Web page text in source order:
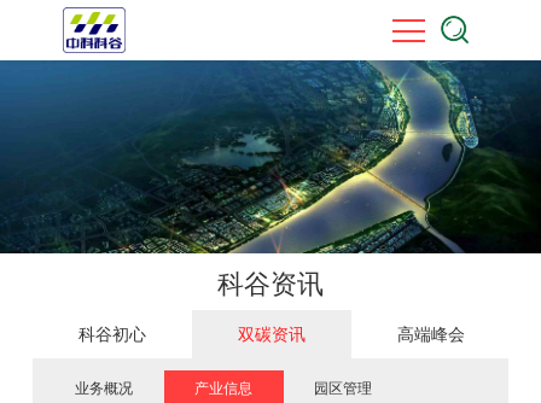
科谷资讯
科谷初心 双碳资讯 高端峰会
业务概况 产业信息 园区管理